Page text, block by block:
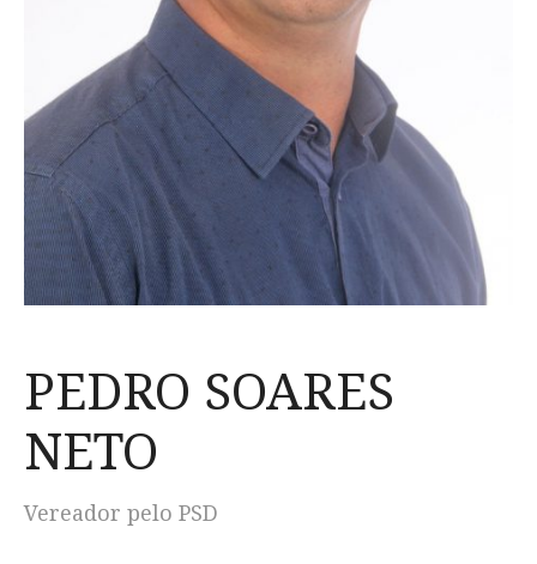
PEDRO SOARES
NETO
Vereador pelo PSD